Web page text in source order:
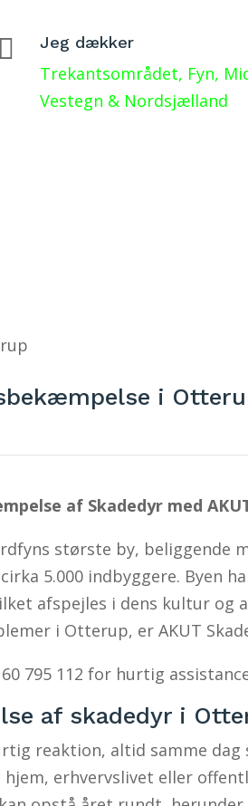
 Jeg dækker
Trekantsområdet, Fyn,
Vestegn & Nordsjælland
i
af Skadedyr med
største by, beliggende
5.000 indbyggere. Byen
afspejles i dens kultur og
i Otterup, er AKUT
795 112 for hurtig
af skadedyr i
reaktion, altid samme
erhvervslivet eller